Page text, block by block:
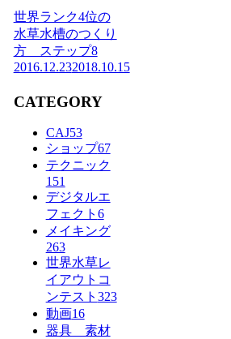
世界ランク4位の
水草水槽のつくり
方 ステップ8
2016.12.232018.10.15
CATEGORY
CAJ53
ショップ67
テクニック
151
デジタルエ
フェクト 6
メイキング
263
世界水草レ
イアウトコ
ンテスト 323
動画16
器具 素材